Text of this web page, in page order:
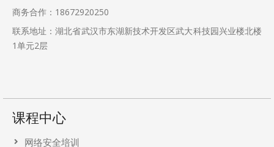
商务合作：18672920250
联系地址：湖北省武汉市东湖新技术开发区武大科技园兴业楼北楼
1单元2层
课程中心
网络安全培训